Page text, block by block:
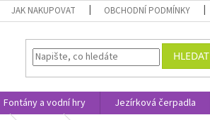
JAK NAKUPOVAT OBCHODNÍ PODMÍNKY
HLEDAT
Fontány a vodní hry Jezírková čerpadla